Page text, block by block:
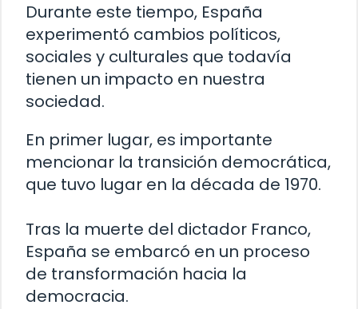
Durante este tiempo, España
experimentó cambios políticos,
sociales y culturales que todavía
tienen un impacto en nuestra
sociedad.
En primer lugar, es importante
mencionar la transición democrática,
que tuvo lugar en la década de 1970.
Tras la muerte del dictador Franco,
España se embarcó en un proceso
de transformación hacia la
democracia.